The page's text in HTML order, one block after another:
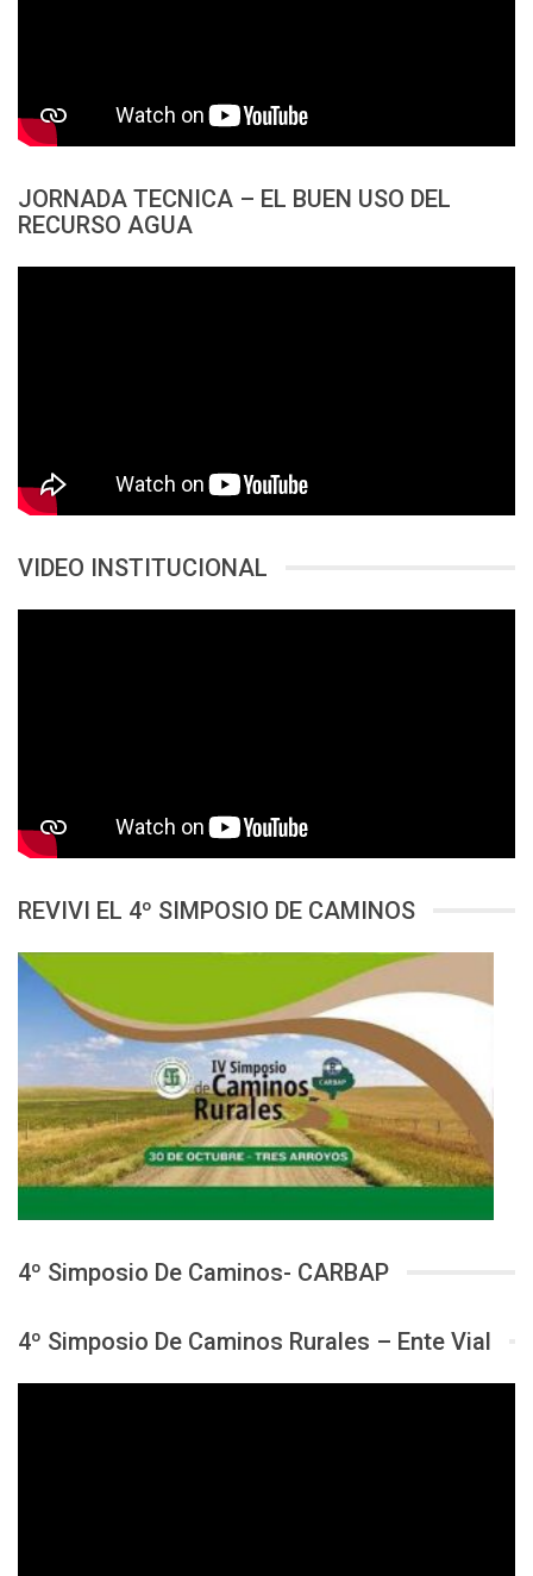
JORNADA TECNICA – EL BUEN USO DEL
RECURSO AGUA
VIDEO INSTITUCIONAL
REVIVI EL 4º SIMPOSIO DE CAMINOS
4º Simposio De Caminos- CARBAP
4º Simposio De Caminos Rurales – Ente Vial